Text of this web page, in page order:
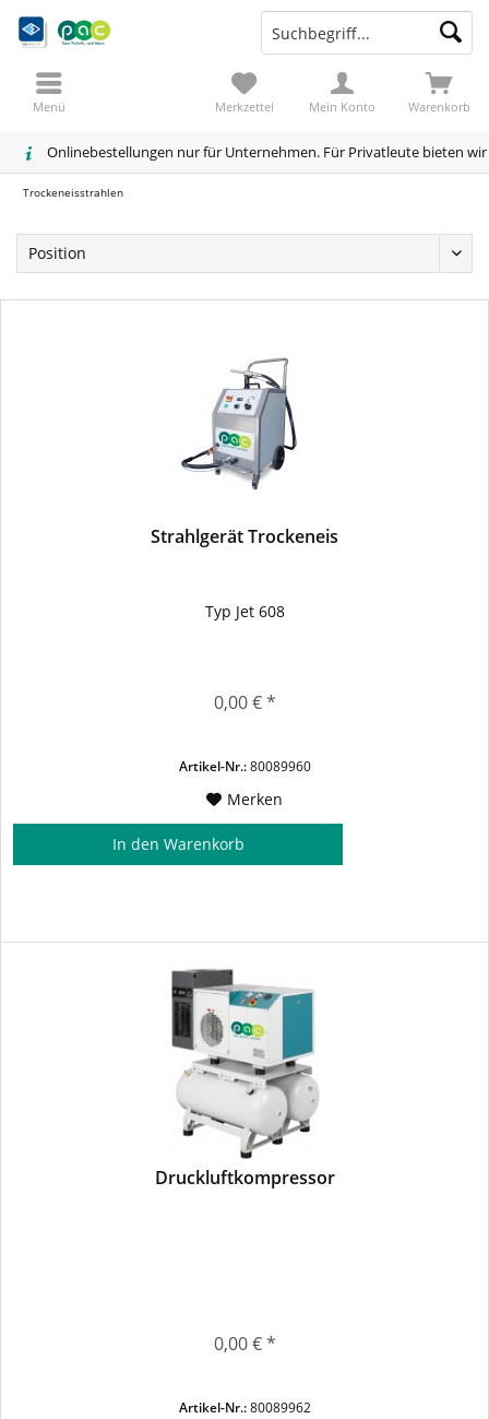
Onlinebestellungen nur für Unternehmen. Für Privatleute bieten
Warenkorb
Merkzettel Mein Konto
Menü
Trockeneisstrahlen
Strahlgerät Trockeneis
Typ Jet 608
0,00 € *
Artikel-Nr.:80089960
Merken
In den Warenkorb
Druckluftkompressor
0,00 € *
Artikel-Nr.:80089962